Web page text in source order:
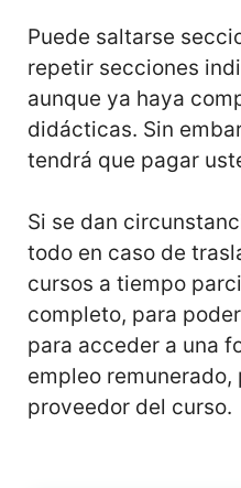
Puede saltarse
repetir secciones
aunque ya haya
didácticas. Sin
tendrá que pagar
Si se dan
todo en caso de
cursos a tiempo
completo, para
para acceder a una
empleo
proveedor del curso.